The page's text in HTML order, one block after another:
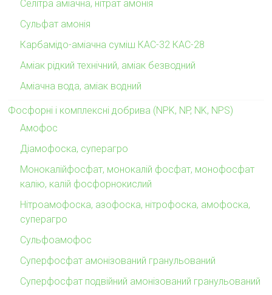
Селітра аміачна, нітрат амонія
Сульфат амонія
Карбамідо-аміачна суміш КАС-32 КАС-28
Аміак рідкий технічний, аміак безводний
Аміачна вода, аміак водний
Фосфорні і комплексні добрива (NPK, NP, NK, NPS)
Амофос
Діамофоска, суперагро
Монокалійфосфат, монокалій фосфат, монофосфат
калію, калій фосфорнокислий
Нітроамофоска, азофоска, нітрофоска, амофоска,
суперагро
Сульфоамофос
Суперфосфат амонізований гранульований
Суперфосфат подвійний амонізований гранульований